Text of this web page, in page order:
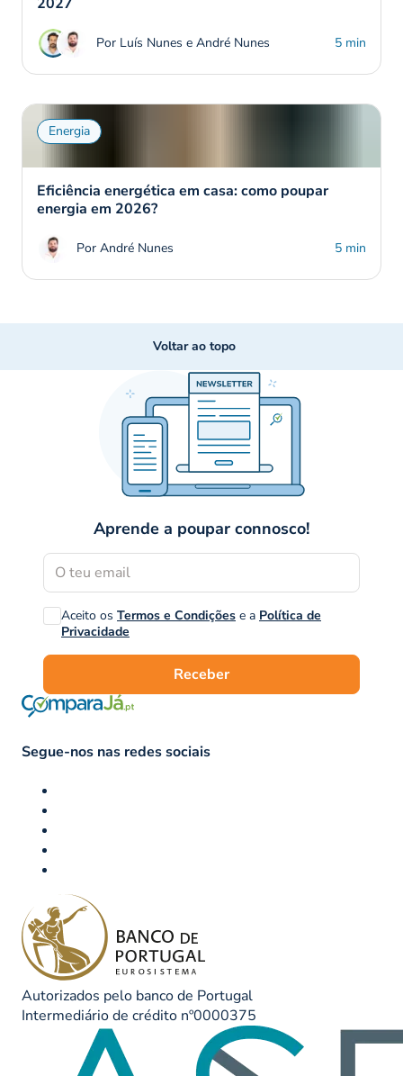
Por Luís Nunes e André Nunes 5 min
Energia
Eficiência energética em casa: como poupar
energia em 2026?
Por André Nunes 5 min
Voltar ao topo
Aprende a poupar connosco!
Aceito os Termos e Condições e a Política de
Privacidade
Receber
Segue-nos nas redes sociais
Autorizados pelo banco de Portugal
Intermediário de crédito nº0000375